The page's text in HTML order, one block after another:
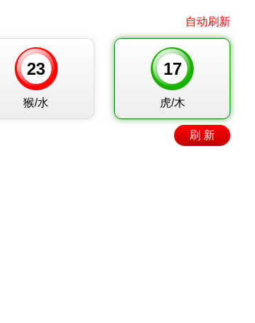
自动刷新
23
猴/水
17
虎/木
刷 新